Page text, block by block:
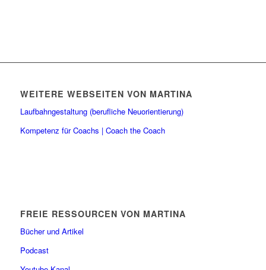
WEITERE WEBSEITEN VON MARTINA
Laufbahngestaltung (berufliche Neuorientierung)
Kompetenz für Coachs | Coach the Coach
FREIE RESSOURCEN VON MARTINA
Bücher und Artikel
Podcast